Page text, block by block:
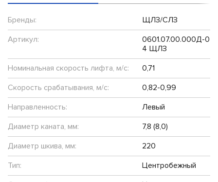
Бренды:
ЩЛЗ/СЛЗ
Артикул:
0601.07.00.000Д-0
4 ЩЛЗ
Номинальная скорость лифта, м/с:
0,71
Скорость срабатывания, м/с:
0,82-0,99
Направленность:
Левый
Диаметр каната, мм:
7,8 (8,0)
Диаметр шкива, мм:
220
Тип:
Центробежный